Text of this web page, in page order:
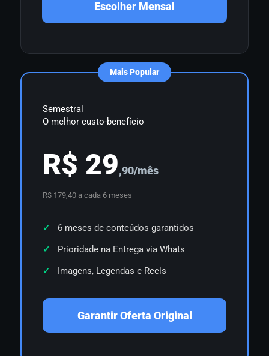
Escolher Mensal
Mais Popular
Semestral
O melhor custo-benefício
R$ 29,90/mês
R$ 179,40 a cada 6 meses
6 meses de conteúdos garantidos
Prioridade na Entrega via Whats
Imagens, Legendas e Reels
Garantir Oferta Original